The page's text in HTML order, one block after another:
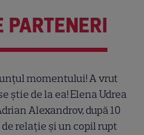
PARTENERI
momentului! A vrut
știe de la ea! Elena Udrea
Alexandrov, după 10
relație și un copil rupt